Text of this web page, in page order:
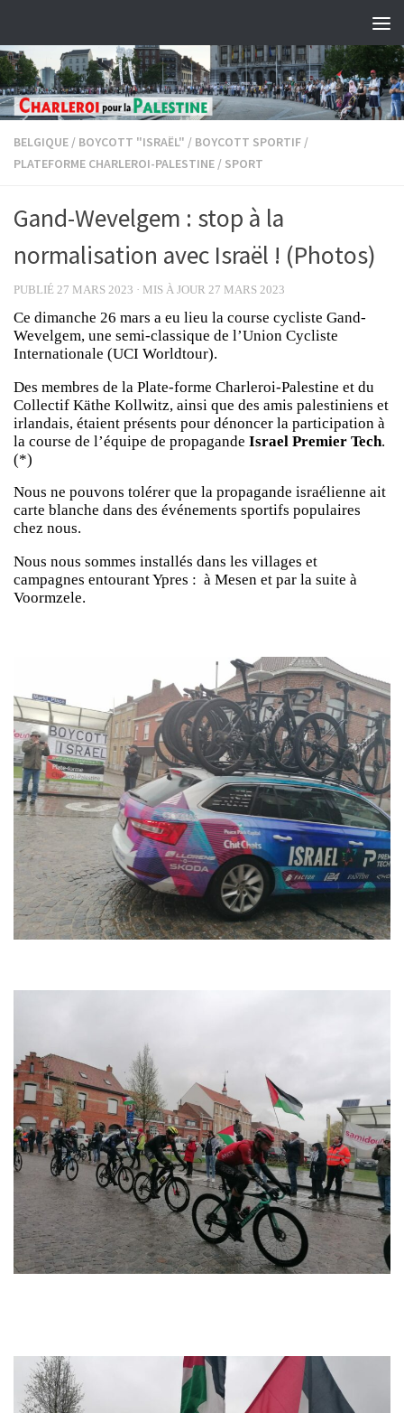
BELGIQUE / BOYCOTT "ISRAËL" / BOYCOTT SPORTIF /
PLATEFORME CHARLEROI-PALESTINE / SPORT
Gand-Wevelgem : stop à la
normalisation avec Israël ! (Photos)
PUBLIÉ 27 MARS 2023 · MIS À JOUR 27 MARS 2023
Ce dimanche 26 mars a eu lieu la course cycliste Gand-
Wevelgem, une semi-classique de l’Union Cycliste
Internationale (UCI Worldtour).
Des membres de la Plate-forme Charleroi-Palestine et du
Collectif Käthe Kollwitz, ainsi que des amis palestiniens et
irlandais, étaient présents pour dénoncer la participation à
la course de l’équipe de propagande Israel Premier Tech.
(*)
Nous ne pouvons tolérer que la propagande israélienne ait
carte blanche dans des événements sportifs populaires
chez nous.
Nous nous sommes installés dans les villages et
campagnes entourant Ypres : à Mesen et par la suite à
Voormzele.